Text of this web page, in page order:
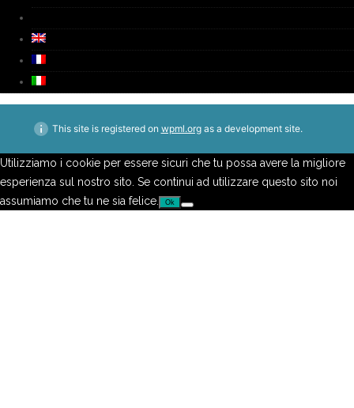
This site is registered on wpml.orgas a development site.
Utilizziamo i cookie per essere sicuri che tu possa avere la migliore
esperienza sul nostro sito. Se continui ad utilizzare questo sito noi
assumiamo che tu ne sia felice.
Ok